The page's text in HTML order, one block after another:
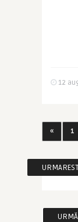
12
« 1